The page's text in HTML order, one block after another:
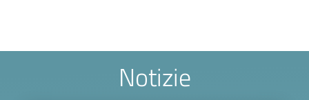
Notizie